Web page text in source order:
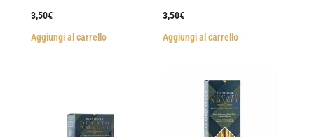
3,50€
Aggiungi al carrello
3,50€
Aggiungi al carrello